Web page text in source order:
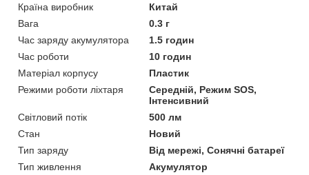
Країна виробник
Китай
Вага
0.3 г
Час заряду акумулятора
1.5 годин
Час роботи
10 годин
Матеріал корпусу
Пластик
Режими роботи ліхтаря
Середній, Режим SOS,
Інтенсивний
Світловий потік
500 лм
Стан
Новий
Тип заряду
Від мережі, Сонячні батареї
Тип живлення
Акумулятор